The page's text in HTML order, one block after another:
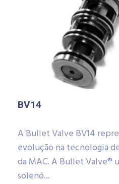
BV14
A Bullet Valve BV14
evolução na tecnologia
da MAC. A Bullet Valve®
solenó...